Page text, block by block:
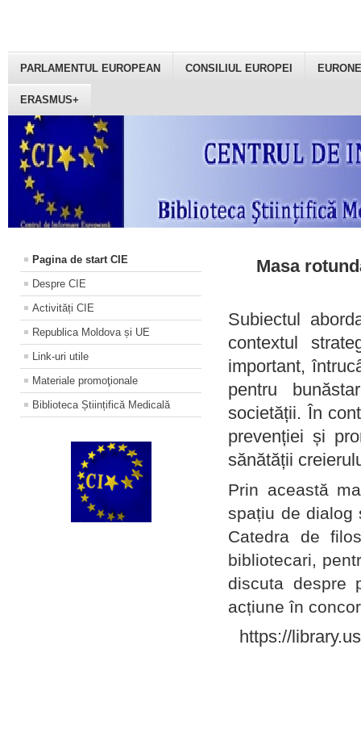
PARLAMENTUL EUROPEAN CONSILIUL EUROPEI
ERASMUS+
Pagina de start CIE
Despre CIE
Activități CIE
Republica Moldova și UE
Link-uri utile
Materiale promoţionale
Biblioteca Științifică Medicală
Masa
Subiectul
contextul
important,
pentru
societății. În
prevenției și
sănătății
Prin această
spațiu de dialog
Catedra de
bibliotecari,
discuta despre
acțiune în
https://